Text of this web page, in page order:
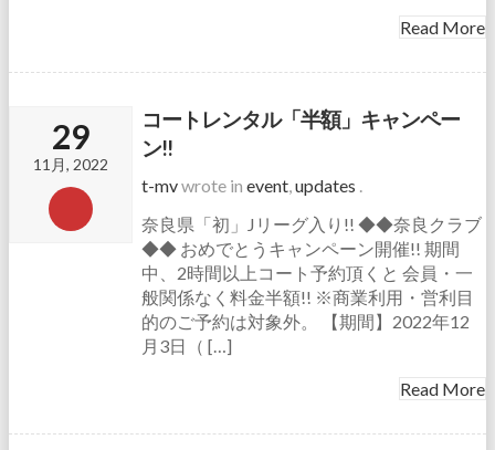
Read More
29
11月, 2022
コートレンタル「半額」キャンペー
ン!!
t-mvwrote in event,updates .
奈良県「初」Jリーグ入り!! ◆◆奈良クラブ
◆◆ おめでとうキャンペーン開催!! 期間
中、2時間以上コート予約頂くと 会員・一
般関係なく料金半額!! ※商業利用・営利目
的のご予約は対象外。 【期間】2022年12
月3日（ […]
Read More